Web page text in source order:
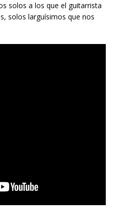
solos a los que el guitarrista
solos larguísimos que nos